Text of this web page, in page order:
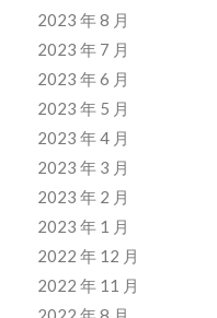
2023 年 8 月
2023 年 7 月
2023 年 6 月
2023 年 5 月
2023 年 4 月
2023 年 3 月
2023 年 2 月
2023 年 1 月
2022 年 12 月
2022 年 11 月